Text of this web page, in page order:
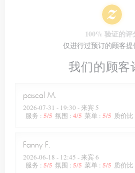
我们的顾客
pascal M
2026-07-31 - 19:30 - 来宾 5
服务 : 5/5 氛围 : 4/5 菜单 : 5/5 质价比
Fanny F
2026-06-18 - 12:45 - 来宾 6
服务 : 5/5 氛围 : 5/5 菜单 : 5/5 质价比
100% 验证的评
仅进行过预订的顾客提